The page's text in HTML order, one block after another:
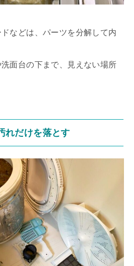
などは、パーツを分解して内
面台の下まで、見えない場所
れだけを落とす